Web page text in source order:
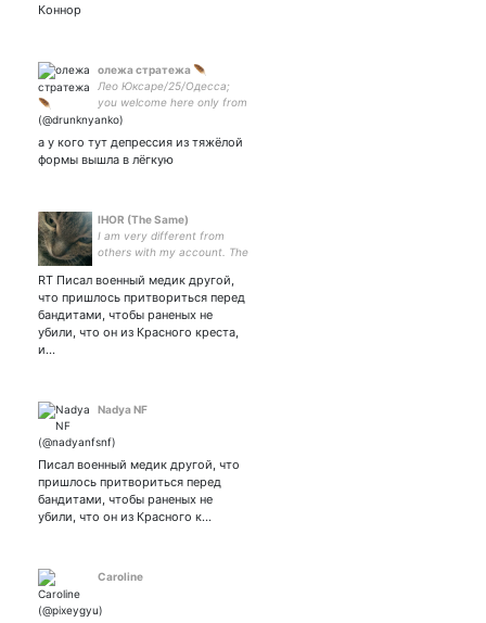
Коннор
олежа стратежа 🪶
Лео Юксаре/25/Одесса;
you welcome here only from
16 y.o. (бывш. томность
исландский примитивизм)
📎 USERPIC BY
а у кого тут депрессия из тяжёлой
формы вышла в лёгкую
IHOR (The Same)
I am very different from
others with my account. The
place!
RT Писал военный медик другой,
что пришлось притвориться перед
бандитами, чтобы раненых не
убили, что он из Красного креста,
и…
Nadya NF
Писал военный медик другой, что
пришлось притвориться перед
бандитами, чтобы раненых не
убили, что он из Красного к…
Сaroline